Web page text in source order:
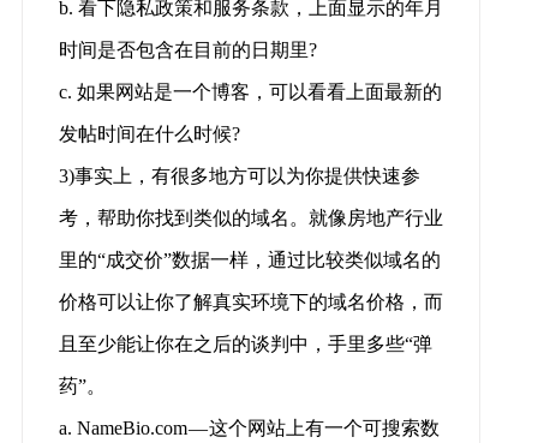
b. 看下隐私政策和服务条款，上面显示的年月
时间是否包含在目前的日期里?
c. 如果网站是一个博客，可以看看上面最新的
发帖时间在什么时候?
3)事实上，有很多地方可以为你提供快速参
考，帮助你找到类似的域名。就像房地产行业
里的“成交价”数据一样，通过比较类似域名的
价格可以让你了解真实环境下的域名价格，而
且至少能让你在之后的谈判中，手里多些“弹
药”。
a. NameBio.com — 这个网站上有一个可搜索数